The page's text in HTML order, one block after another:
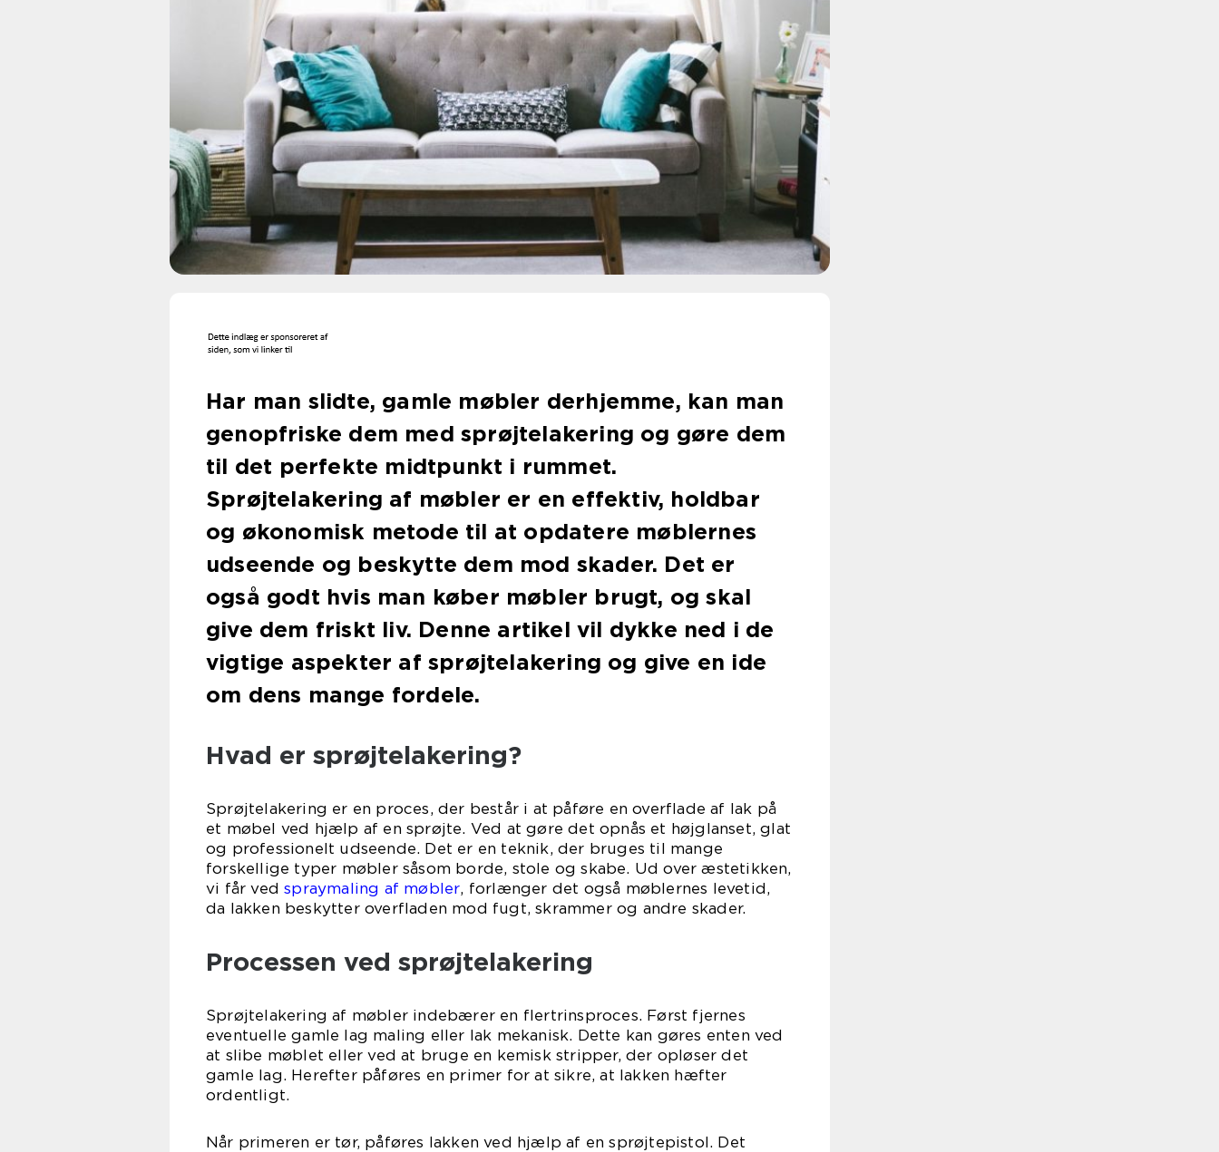
Har man slidte, gamle møbler derhjemme, kan man
genopfriske dem med sprøjtelakering og gøre dem
til det perfekte midtpunkt i rummet.
Sprøjtelakering af møbler er en effektiv, holdbar
og økonomisk metode til at opdatere møblernes
udseende og beskytte dem mod skader. Det er
også godt hvis man køber møbler brugt, og skal
give dem friskt liv. Denne artikel vil dykke ned i de
vigtige aspekter af sprøjtelakering og give en ide
om dens mange fordele.
Hvad er sprøjtelakering?
Sprøjtelakering er en proces, der består i at påføre en overflade af lak på
et møbel ved hjælp af en sprøjte. Ved at gøre det opnås et højglanset, glat
og professionelt udseende. Det er en teknik, der bruges til mange
forskellige typer møbler såsom borde, stole og skabe. Ud over æstetikken,
vi får vedspraymaling af møbler, forlænger det også møblernes levetid,
da lakken beskytter overfladen mod fugt, skrammer og andre skader.
Processen ved sprøjtelakering
Sprøjtelakering af møbler indebærer en flertrinsproces. Først fjernes
eventuelle gamle lag maling eller lak mekanisk. Dette kan gøres enten ved
at slibe møblet eller ved at bruge en kemisk stripper, der opløser det
gamle lag. Herefter påføres en primer for at sikre, at lakken hæfter
ordentligt.
Når primeren er tør, påføres lakken ved hjælp af en sprøjtepistol. Det